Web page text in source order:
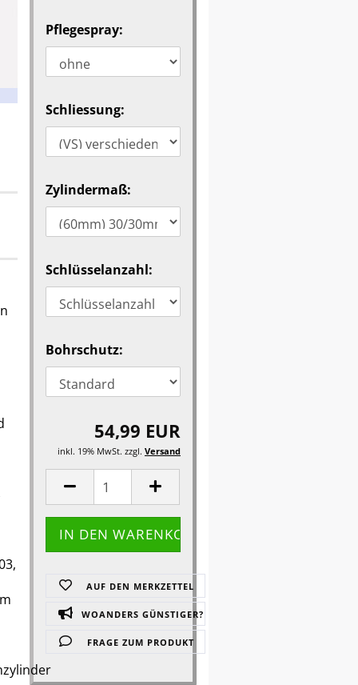
Pflegespray:
Schliessung:
Zylindermaß:
Schlüsselanzahl:
Bohrschutz:
54,99 EUR
inkl. 19% MwSt. zzgl. Versand
AUF DEN MERKZETTEL
WOANDERS GÜNSTIGER?
FRAGE ZUM PRODUKT